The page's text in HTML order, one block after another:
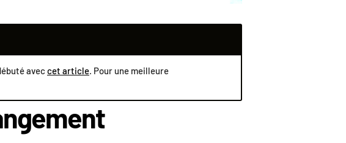
aveccet article. Pour une meilleure